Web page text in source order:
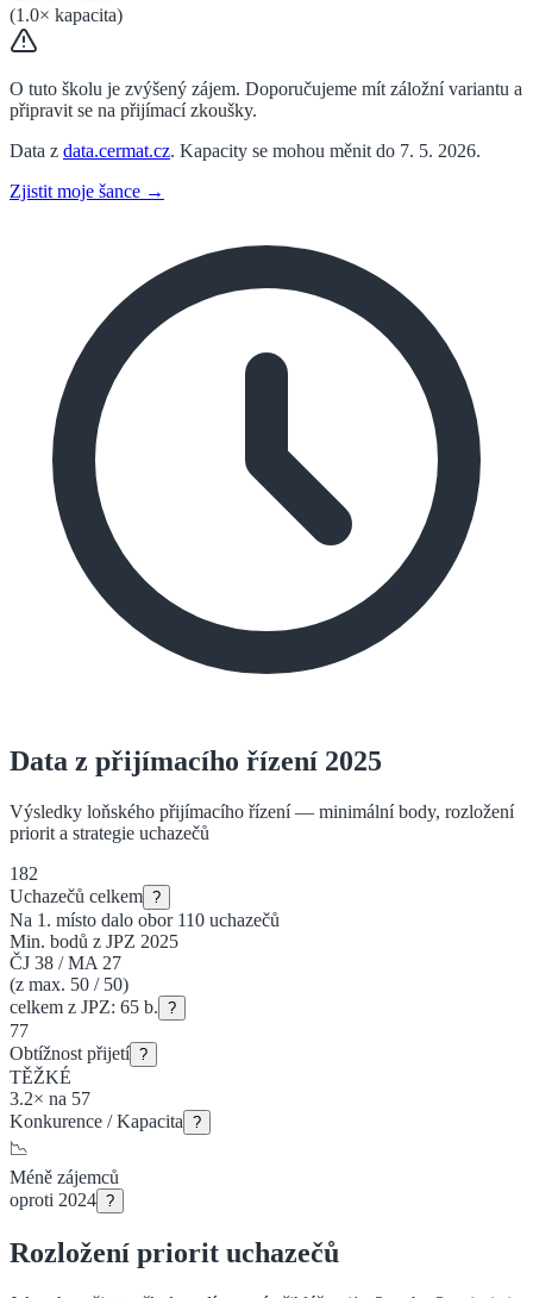
(1.0× kapacita)
O tuto školu je zvýšený zájem. Doporučujeme mít záložní variantu a
připravit se na přijímací zkoušky.
Data z data.cermat.cz. Kapacity se mohou měnit do 7. 5. 2026.
Zjistit moje šance →
Data z přijímacího řízení 2025
Výsledky loňského přijímacího řízení — minimální body, rozložení
priorit a strategie uchazečů
182
Uchazečů celkem ?
Na 1. místo dalo obor 110 uchazečů
Min. bodů z JPZ 2025
ČJ 38 /MA 27
(z max. 50 / 50)
celkem z JPZ: 65 b. ?
77
Obtížnost přijetí ?
TĚŽKÉ
3.2× na 57
Konkurence / Kapacita ?
📉
Méně zájemců
oproti 2024 ?
Rozložení priorit uchazečů